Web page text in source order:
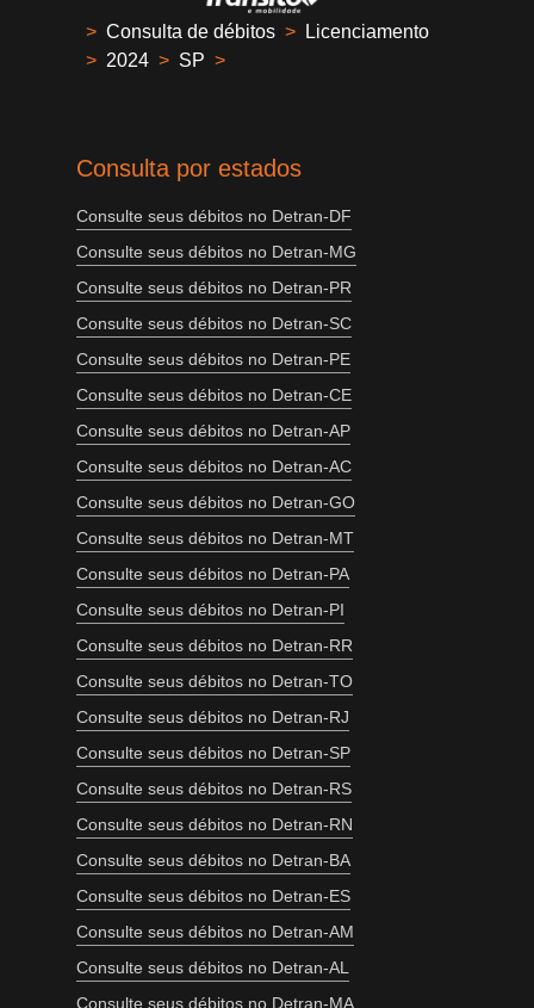
> Consulta de débitos >
Licenciamento
> 2024 > SP >
Consulta por estados
Consulte seus débitos no Detran-DF
Consulte seus débitos no Detran-MG
Consulte seus débitos no Detran-PR
Consulte seus débitos no Detran-SC
Consulte seus débitos no Detran-PE
Consulte seus débitos no Detran-CE
Consulte seus débitos no Detran-AP
Consulte seus débitos no Detran-AC
Consulte seus débitos no Detran-GO
Consulte seus débitos no Detran-MT
Consulte seus débitos no Detran-PA
Consulte seus débitos no Detran-PI
Consulte seus débitos no Detran-RR
Consulte seus débitos no Detran-TO
Consulte seus débitos no Detran-RJ
Consulte seus débitos no Detran-SP
Consulte seus débitos no Detran-RS
Consulte seus débitos no Detran-RN
Consulte seus débitos no Detran-BA
Consulte seus débitos no Detran-ES
Consulte seus débitos no Detran-AM
Consulte seus débitos no Detran-AL
Consulte seus débitos no Detran-MA